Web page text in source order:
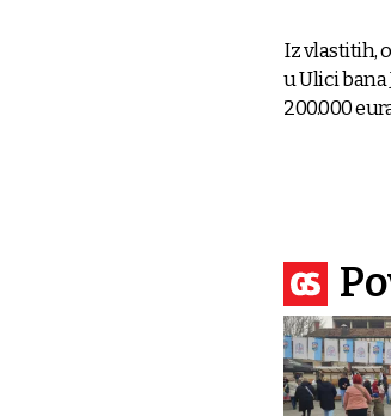
Iz vlastitih,
u Ulici bana
200.000